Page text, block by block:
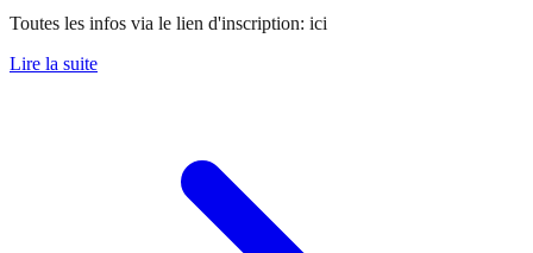
Toutes les infos via le lien d'inscription: ici
Lire la suite